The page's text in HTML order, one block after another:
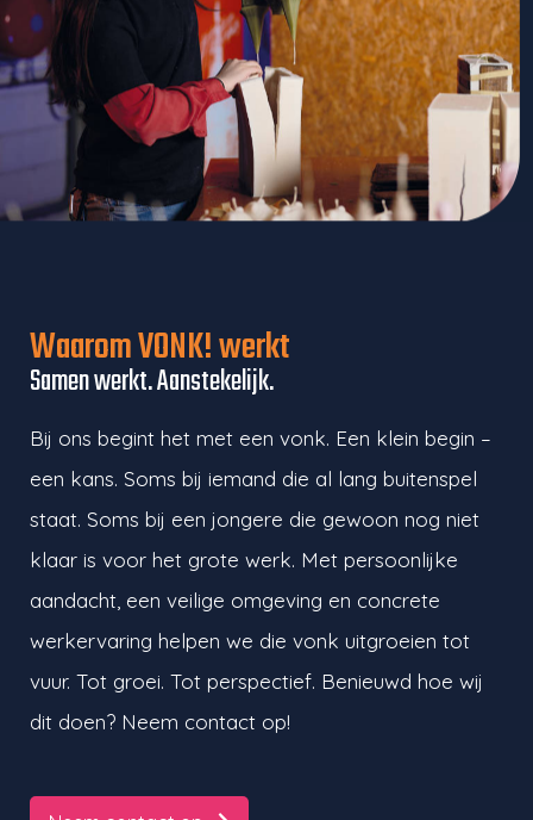
Waarom VONK! werkt
Samen werkt. Aanstekelijk.
Bij ons begint het met een vonk. Een klein begin –
een kans. Soms bij iemand die al lang buitenspel
staat. Soms bij een jongere die gewoon nog niet
klaar is voor het grote werk. Met persoonlijke
aandacht, een veilige omgeving en concrete
werkervaring helpen we die vonk uitgroeien tot
vuur. Tot groei. Tot perspectief. Benieuwd hoe wij
dit doen? Neem contact op!